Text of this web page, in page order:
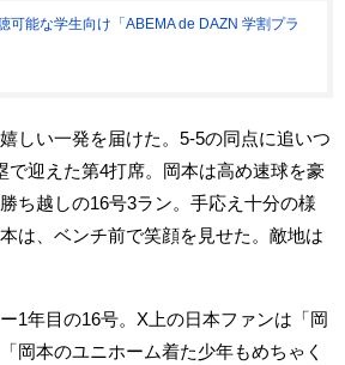
可能な学生向け「ABEMA de DAZN 学割プラ
しい一発を届けた。5-5の同点に追いつ
で迎えた第4打席。岡本は高め速球を豪
ち越しの16号3ラン。手応え十分の様
は、ベンチ前で笑顔を見せた。敵地は
1年目の16号。X上の日本ファンは「岡
岡本のユニホーム着た少年もめちゃく